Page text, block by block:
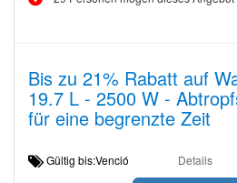
Bis zu 21% Rabatt auf
19.7 L - 2500 W -
für eine begrenzte Zeit
Gültig bis:Venció Details